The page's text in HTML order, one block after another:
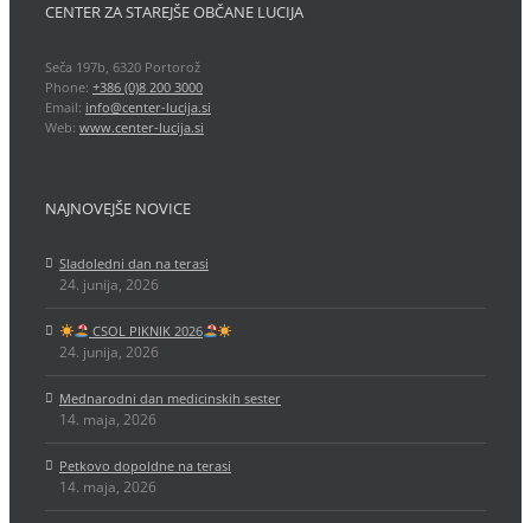
CENTER ZA STAREJŠE OBČANE LUCIJA
Seča 197b, 6320 Portorož
Phone: +386 (0)8 200 3000
Email: info@center-lucija.si
Web: www.center-lucija.si
NAJNOVEJŠE NOVICE
Sladoledni dan na terasi
24. junija, 2026
CSOL PIKNIK 2026
24. junija, 2026
Mednarodni dan medicinskih sester
14. maja, 2026
Petkovo dopoldne na terasi
14. maja, 2026